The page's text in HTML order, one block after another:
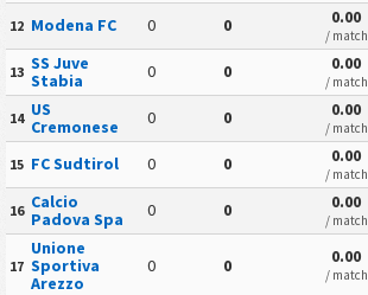
12 Modena FC 0 0 0.00
/ match
13 SS Juve
Stabia
0 0 0.00
/ match
14 US
Cremonese
0 0 0.00
/ match
15 FC Sudtirol 0 0 0.00
/ match
16 Calcio
Padova Spa
0 0 0.00
/ match
17
Unione
Sportiva
Arezzo
0 0 0.00
/ match